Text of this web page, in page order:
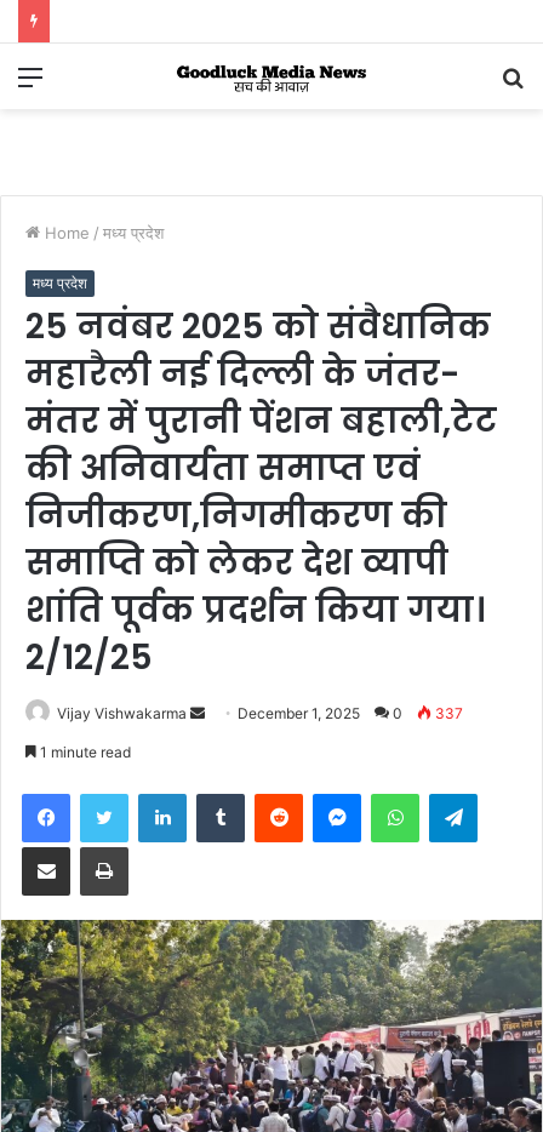
Menu
Home / मध्य प्रदेश
मध्य प्रदेश
25 नवंबर 2025 को संवैधानिक
महारैली नई दिल्ली के जंतर-
मंतर में पुरानी पेंशन बहाली,टेट
की अनिवार्यता समाप्त एवं
निजीकरण,निगमीकरण की
समाप्ति को लेकर देश व्यापी
शांति पूर्वक प्रदर्शन किया गया।
2/12/25
Vijay Vishwakarma
Send December 1, 2025 0 337
1 minute read
FacebookTwitter LinkedInTumblr Reddit MessengerWhatsApp
Share via Email Print